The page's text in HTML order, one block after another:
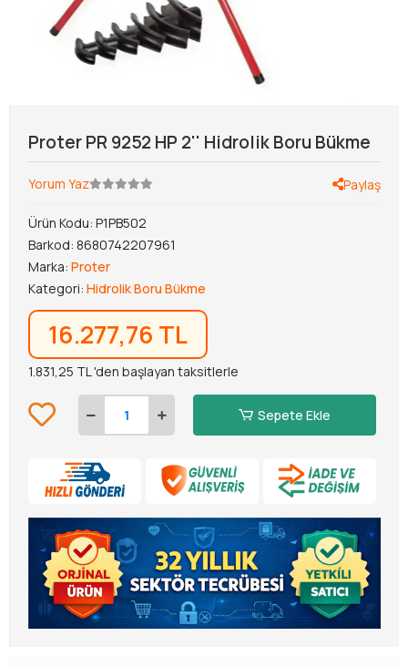
Proter PR 9252 HP 2'' Hidrolik Boru Bükme
Yorum Yaz Paylaş
Ürün Kodu: P1PB502
Barkod: 8680742207961
Marka: Proter
Kategori: Hidrolik Boru Bükme
16.277,76 TL
1.831,25 TL 'den başlayan taksitlerle
Sepete Ekle